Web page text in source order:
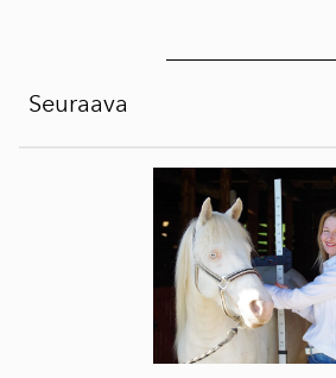
Seuraava